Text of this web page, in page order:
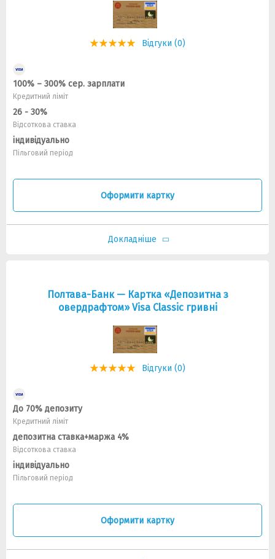
Відгуки (0)
100% – 300% сер. зарплати
Кредитний ліміт
26 - 30%
Відсоткова ставка
індивідуально
Пільговий період
Оформити картку
Докладніше
Полтава-Банк — Картка «Депозитна з
овердрафтом» Visa Classic гривнi
Відгуки (0)
До 70% депозиту
Кредитний ліміт
депозитна ставка+маржа 4%
Відсоткова ставка
індивідуально
Пільговий період
Оформити картку